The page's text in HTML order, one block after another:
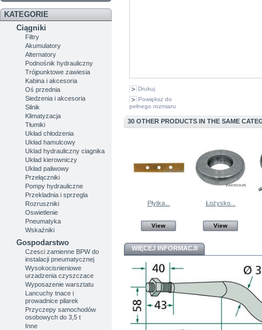
KATEGORIE
Ciągniki
Filtry
Akumulatory
Alternatory
Podnośnik hydrauliczny
Trójpunktowe zawiesia
Kabina i akcesoria
Oś przednia
Siedzenia i akcesoria
Silnik
Klimatyzacja
Tłumiki
Układ chłodzenia
Układ hamulcowy
Uklad hydrauliczny ciagnika
Układ kierowniczy
Układ paliwowy
Przełączniki
Pompy hydrauliczne
Przekladnia i sprzegla
Rozruszniki
Oswietlenie
Pneumatyka
Wskaźniki
Gospodarstwo
Czesci zamienne BPW do
instalacji pneumatycznej
Wysokocisnieniowe
urzadzenia czyszczace
Wyposazenie warsztatu
Lancuchy tnace i
prowadnice pilarek
Przyczepy samochodów
osobowych do 3,5 t
Inne
Drukuj
Powiększ do
pełnego rozmiaru
30 OTHER PRODUCTS IN THE SAME
Płytka...
View
Łożysko...
View
WIĘCEJ INFORMACJI